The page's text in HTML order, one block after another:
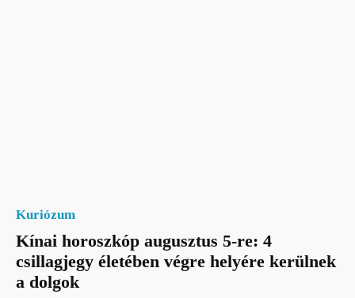
Kuriózum
Kínai horoszkóp augusztus 5-re: 4
csillagjegy életében végre helyére kerülnek
a dolgok